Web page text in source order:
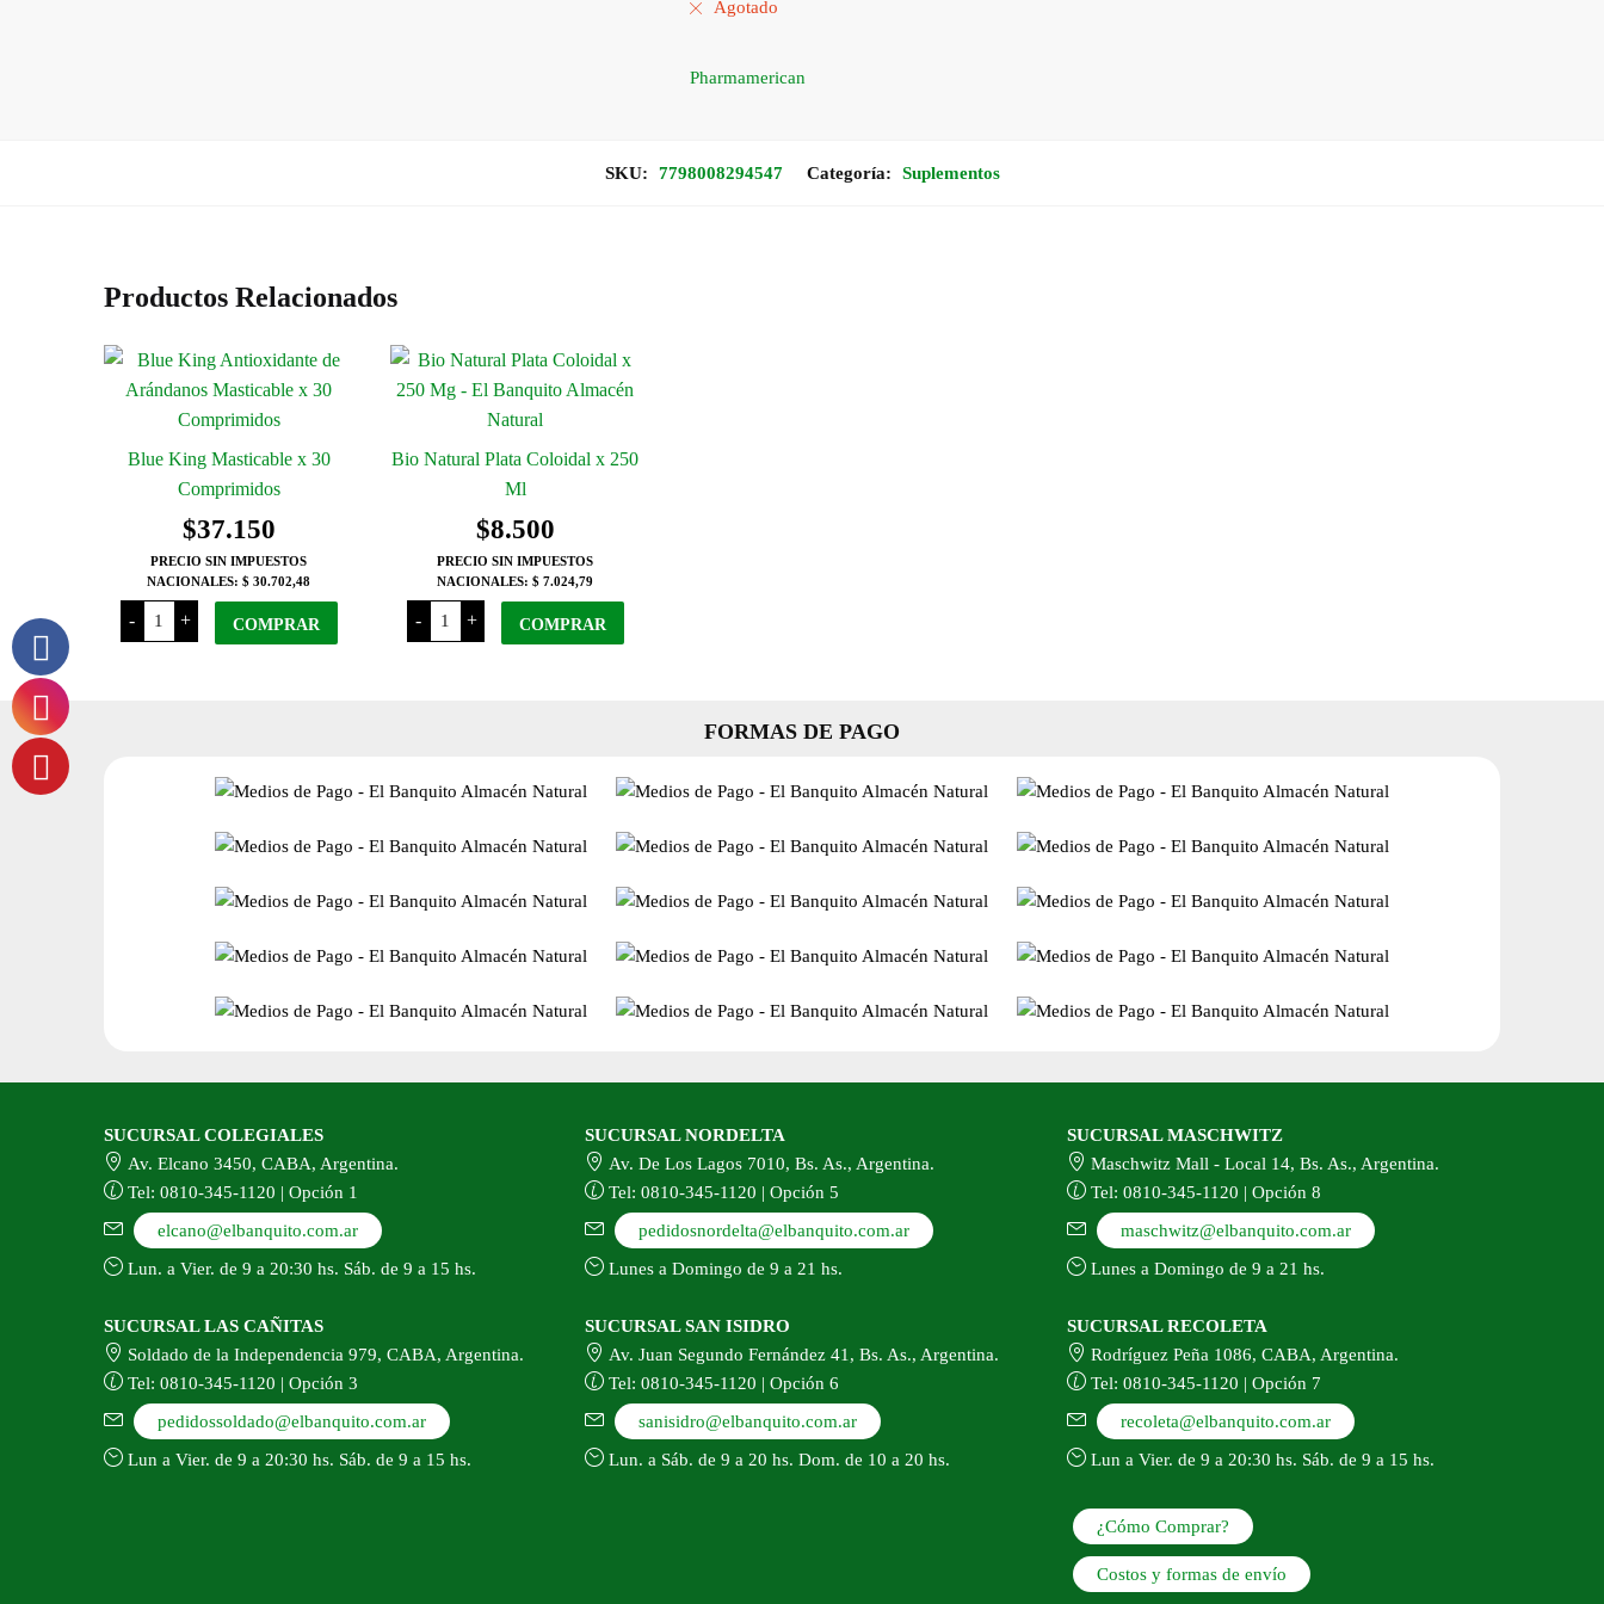
Agotado
Pharmamerican
SKU: 7798008294547 Categoría: Suplementos
Productos Relacionados
Blue King Masticable x 30
Comprimidos
$37.150
PRECIO SIN IMPUESTOS
NACIONALES:$ 30.702,48
-
Blue
King
Masticable
+ COMPRAR
Bio Natural Plata Coloidal x 250
Ml
$8.500
PRECIO SIN IMPUESTOS
NACIONALES:$ 7.024,79
-
Bio
Natural
Plata
+ COMPRAR
FORMAS DE PAGO
SUCURSAL COLEGIALES
Av. Elcano 3450, CABA, Argentina.
Tel: 0810-345-1120 | Opción 1
elcano@elbanquito.com.ar
Lun. a Vier. de 9 a 20:30 hs. Sáb. de 9 a 15 hs.
SUCURSAL LAS CAÑITAS
Soldado de la Independencia 979, CABA, Argentina.
Tel: 0810-345-1120 | Opción 3
pedidossoldado@elbanquito.com.ar
Lun a Vier. de 9 a 20:30 hs. Sáb. de 9 a 15 hs.
SUCURSAL NORDELTA
Av. De Los Lagos 7010, Bs. As., Argentina.
Tel: 0810-345-1120 | Opción 5
pedidosnordelta@elbanquito.com.ar
Lunes a Domingo de 9 a 21 hs.
SUCURSAL SAN ISIDRO
Av. Juan Segundo Fernández 41, Bs. As., Argentina.
Tel: 0810-345-1120 | Opción 6
sanisidro@elbanquito.com.ar
Lun. a Sáb. de 9 a 20 hs. Dom. de 10 a 20 hs.
SUCURSAL MASCHWITZ
Maschwitz Mall - Local 14, Bs. As., Argentina.
Tel: 0810-345-1120 | Opción 8
maschwitz@elbanquito.com.ar
Lunes a Domingo de 9 a 21 hs.
SUCURSAL RECOLETA
Rodríguez Peña 1086, CABA, Argentina.
Tel: 0810-345-1120 | Opción 7
recoleta@elbanquito.com.ar
Lun a Vier. de 9 a 20:30 hs. Sáb. de 9 a 15 hs.
¿Cómo Comprar?
Costos y formas de envío